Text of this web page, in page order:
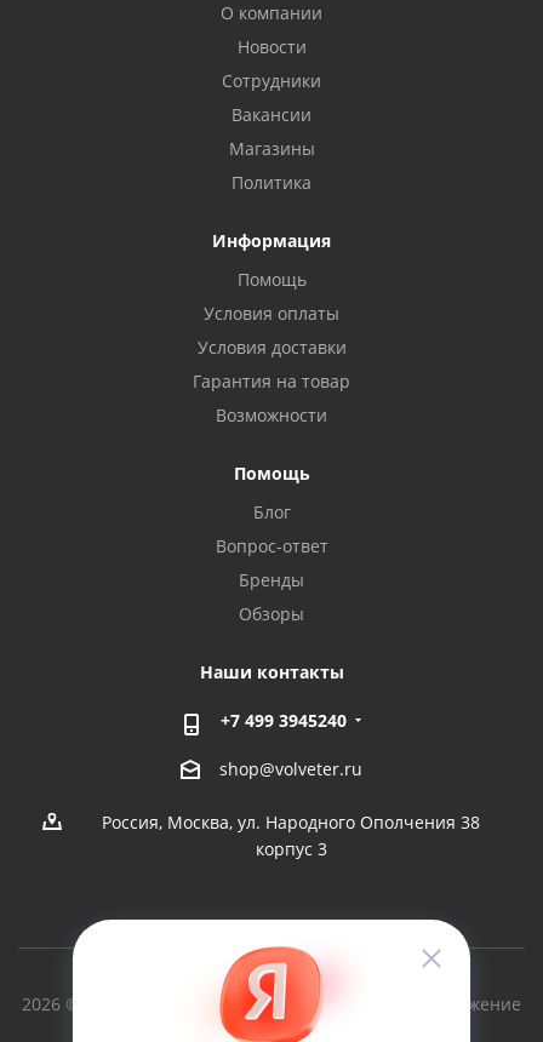
О компании
Новости
Сотрудники
Вакансии
Магазины
Политика
Информация
Помощь
Условия оплаты
Условия доставки
Гарантия на товар
Возможности
Помощь
Блог
Вопрос-ответ
Бренды
Обзоры
Наши контакты
+7 499 3945240
shop@volveter.ru
Россия, Москва, ул. Народного Ополчения 38
корпус 3
2026 © Вольный Ветер - производство судов и снаряжение
для туризма с 1997г.